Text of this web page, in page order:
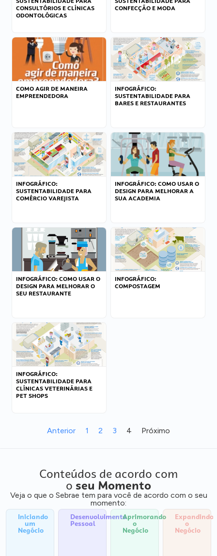
CONSULTÓRIOS E CLÍNICAS
ODONTOLÓGICAS
CONFECÇÃO E MODA
COMO AGIR DE MANEIRA
EMPREENDEDORA
INFOGRÁFICO:
SUSTENTABILIDADE PARA
BARES E RESTAURANTES
INFOGRÁFICO:
SUSTENTABILIDADE PARA
COMÉRCIO VAREJISTA
INFOGRÁFICO: COMO USAR O
DESIGN PARA MELHORAR A
SUA ACADEMIA
INFOGRÁFICO: COMO USAR O
DESIGN PARA MELHORAR O
SEU RESTAURANTE
INFOGRÁFICO:
COMPOSTAGEM
INFOGRÁFICO:
SUSTENTABILIDADE PARA
CLÍNICAS VETERINÁRIAS E
PET SHOPS
Anterior 1 2 3 4 Próximo
Conteúdos de acordo com
o seu Momento
Veja o que o Sebrae tem para você de acordo com o seu
momento:
Iniciando
um
Negócio
Desenvolvimento
Pessoal
Aprimorando
o
Negócio
Expandindo
o
Negócio